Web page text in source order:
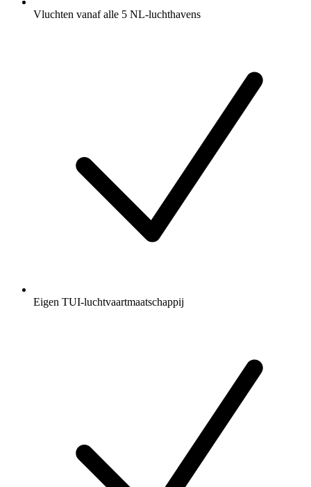
Vluchten vanaf alle 5 NL-luchthavens
Eigen TUI-luchtvaartmaatschappij